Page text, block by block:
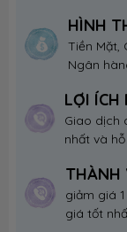
HÌNH
Tiền Mặt,
Ngân
LỢI ÍCH
Giao dịch
nhất và
THÀNH
giảm giá
giá tốt